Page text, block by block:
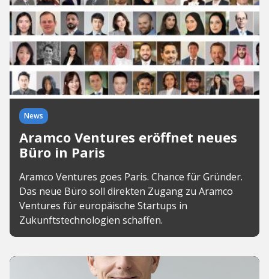
News
Aramco Ventures eröffnet neues
Büro in Paris
Aramco Ventures goes Paris. Chance für Gründer.
Das neue Büro soll direkten Zugang zu Aramco
Ventures für europäische Startups in
Zukunftstechnologien schaffen.